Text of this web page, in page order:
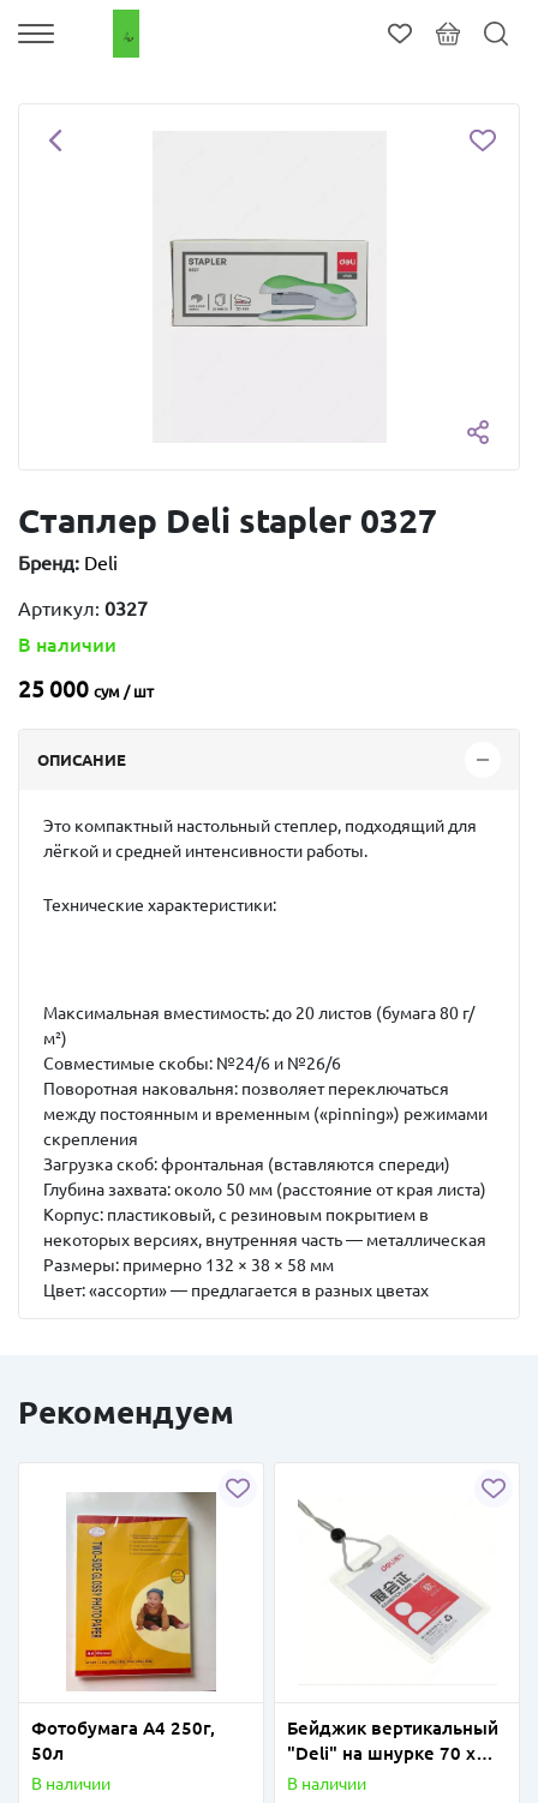
Стаплер Deli stapler 0327
Бренд: Deli
Артикул: 0327
В наличии
25 000 сум / шт
ОПИСАНИЕ
Это компактный настольный степлер, подходящий для
лёгкой и средней интенсивности работы.
Технические характеристики:
Максимальная вместимость: до 20 листов (бумага 80 г/
м²)
Совместимые скобы: №24/6 и №26/6
Поворотная наковальня: позволяет переключаться
между постоянным и временным («pinning») режимами
скрепления
Загрузка скоб:фронтальная (вставляются спереди)
Глубина захвата:около 50 мм (расстояние от края листа)
Корпус: пластиковый, с резиновым покрытием в
некоторых версиях, внутренняя часть — металлическая
Размеры: примерно 132 × 38 × 58 мм
Цвет:«ассорти» — предлагается в разных цветах
Рекомендуем
Фотобумага А4 250г,
50л
В наличии
Бейджик вертикальный
"Deli" на шнурке 70 х
105 мм
В наличии